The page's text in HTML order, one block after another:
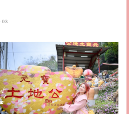
03